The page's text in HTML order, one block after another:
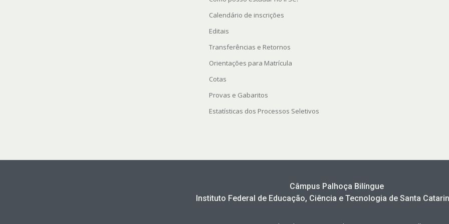
Calendário de inscrições
Editais
Transferências e Retornos
Orientações para Matrícula
Cotas
Provas e Gabaritos
Estatísticas dos Processos Seletivos
Câmpus Palhoça Bilíngue
Instituto Federal de Educação, Ciência e Tecnologia de Santa